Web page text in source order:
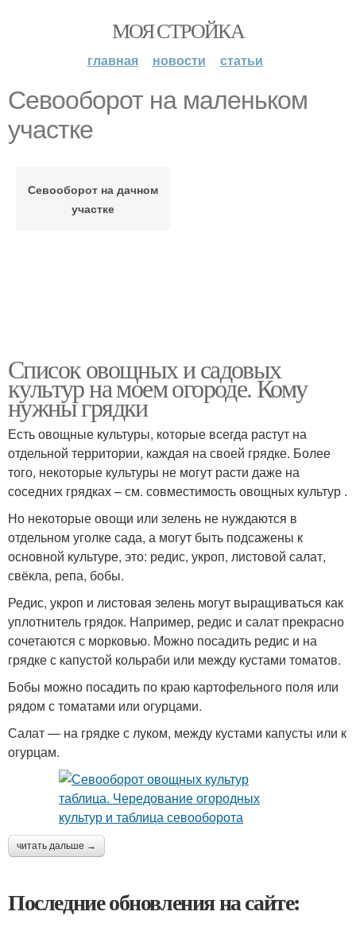
МОЯ СТРОЙКА
главная новости статьи
Севооборот на маленьком
участке
Севооборот на дачном
участке
Список овощных и садовых
культур на моем огороде. Кому
нужны грядки
Есть овощные культуры, которые всегда растут на
отдельной территории, каждая на своей грядке. Более
того, некоторые культуры не могут расти даже на
соседних грядках – см. совместимость овощных культур .
Но некоторые овощи или зелень не нуждаются в
отдельном уголке сада, а могут быть подсажены к
основной культуре, это: редис, укроп, листовой салат,
свёкла, репа, бобы.
Редис, укроп и листовая зелень могут выращиваться как
уплотнитель грядок. Например, редис и салат прекрасно
сочетаются с морковью. Можно посадить редис и на
грядке с капустой кольраби или между кустами томатов.
Бобы можно посадить по краю картофельного поля или
рядом с томатами или огурцами.
Салат — на грядке с луком, между кустами капусты или к
огурцам.
читать дальше →
Последние обновления на сайте: